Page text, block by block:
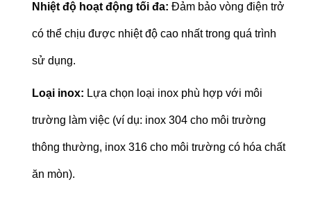
Nhiệt độ hoạt động tối đa: Đảm bảo vòng điện trở
có thể chịu được nhiệt độ cao nhất trong quá trình
sử dụng.
Loại inox: Lựa chọn loại inox phù hợp với môi
trường làm việc (ví dụ: inox 304 cho môi trường
thông thường, inox 316 cho môi trường có hóa chất
ăn mòn).